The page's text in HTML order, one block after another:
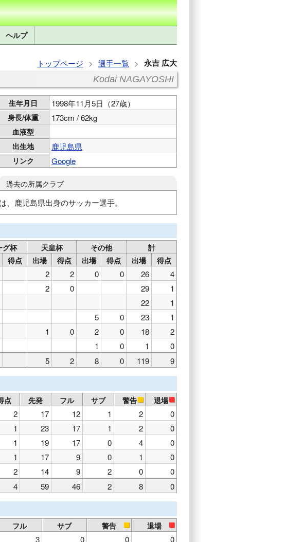
ヘルプ
トップページ 選手一覧 永吉 広大
Kodai NAGAYOSHI
生年月日 1998年11月5日（27歳）
身長/体重 173cm / 62kg
血液型
出生地
鹿児島県
リンク Google
鹿児島県出身のサッカー選手。
過去の所属クラブ
グ杯 天皇杯 その他
計
得点 出場 得点 出場 得点 出場 得点
2 2 0 0 26
4
2 0 29
1
22
1
5 0 23
1
1 0 2 0 18
2
1 0 1
0
5 2 8 0 119 9
点 先発 フル サブ 警告 退場
2 17 12 1 2
0
1 23 17 1 2
0
1 19 17 0 4
0
1 17 9 0 1
0
2 14 9 2 0
0
4 59 46 2 8 0
フル サブ 警告 退場
3 0 0
0